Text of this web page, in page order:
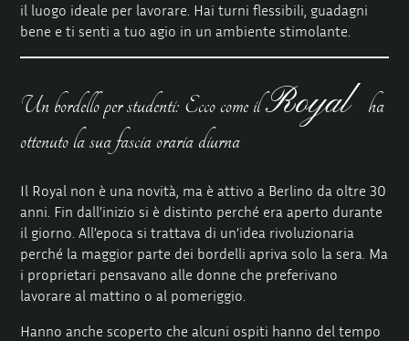
il luogo ideale per lavorare. Hai turni flessibili, guadagni
bene e ti senti a tuo agio in un ambiente stimolante.
Un bordello per studenti: Ecco come ilRoyal
ha
ottenuto la sua fascia oraria diurna
Il Royal non è una novità, ma è attivo a Berlino da oltre 30
anni. Fin dall’inizio si è distinto perché era aperto durante
il giorno. All’epoca si trattava di un’idea rivoluzionaria
perché la maggior parte dei bordelli apriva solo la sera. Ma
i proprietari pensavano alle donne che preferivano
lavorare al mattino o al pomeriggio.
Hanno anche scoperto che alcuni ospiti hanno del tempo